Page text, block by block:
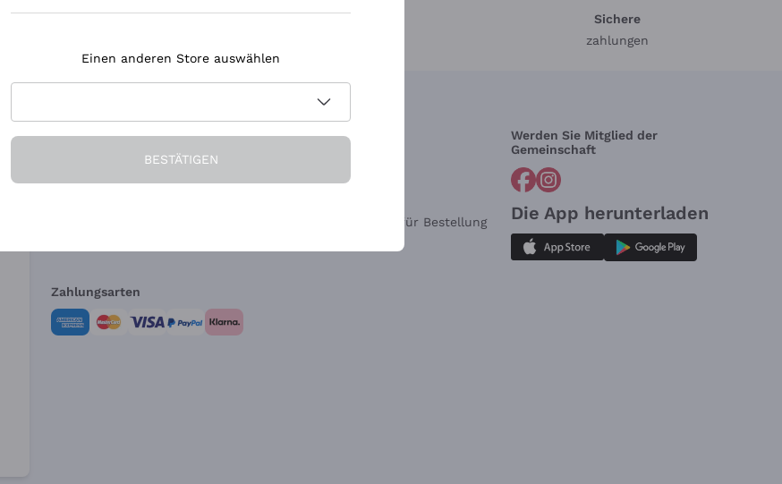
Sichere
zahlungen
Die Firma Brauchen Sie Hilfe?
Widerrufsformular für Bestellung
Werden Sie Mitglied der
Gemeinschaft
Die App herunterladen
Zahlungsarten
Einen anderen Store auswählen
BESTÄTIGEN